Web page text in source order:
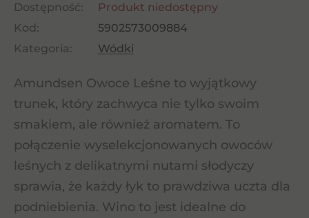
Dostępność:
Produkt niedostępny
Kod:
5902573009884
Kategoria:
Wódki
Amundsen Owoce Leśne to wyjątkowy
trunek, który zachwyca nie tylko swoim
smakiem, ale również aromatem. To
połączenie wyselekcjonowanych owoców
leśnych z delikatnymi nutami słodyczy
sprawia, że każdy łyk to prawdziwa uczta dla
podniebienia. Wino to jest idealne do